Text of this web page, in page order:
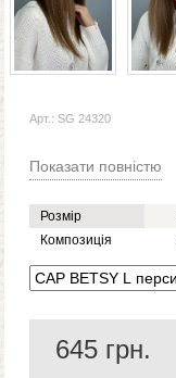
Арт.: SG 24320
Показати повністю
Розмір
Композиція
645 грн.